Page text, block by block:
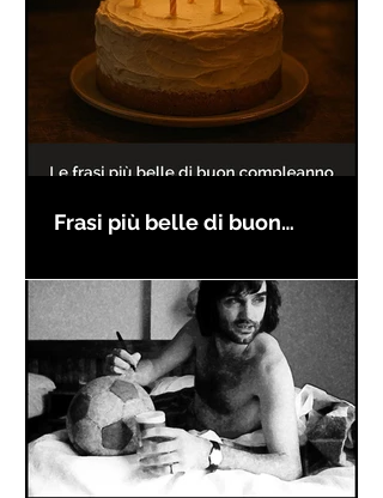
Frasi più belle di buon